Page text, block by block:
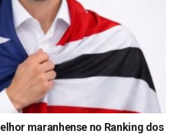
maranhense no Ranking dos